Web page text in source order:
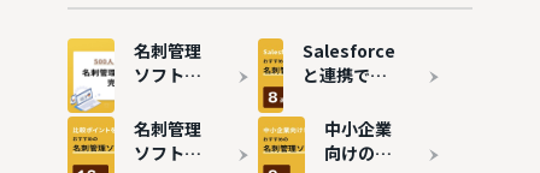
名刺管理
ソフトの
500人調
査で分か
Salesforce
と連携でき
ソフト8
選！連携メ
名刺管理
ソフトお
中小企業
向けの名